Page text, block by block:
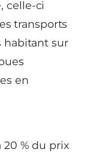
celle-ci
transports
habitant sur
en
20 % du prix